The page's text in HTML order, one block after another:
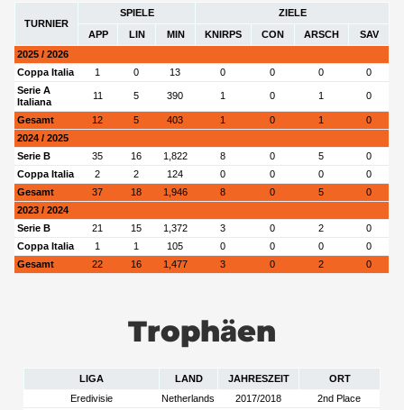
TURNIER
SPIELE
ZIELE
APP
LIN MIN KNIRPS CON ARSCH
SAV
2025 / 2026
Coppa Italia
1 0 13 0 0 0
0
Serie A
Italiana
11 5 390 1 0 1 0
Gesamt 12 5 403 1 0 1
0
2024 / 2025
Serie B
35 16 1,822 8 0 5
0
Coppa Italia
2 2 124 0 0 0
0
Gesamt
37 18 1,946 8 0 5
0
2023 / 2024
Serie B
21 15 1,372 3 0 2
0
Coppa Italia
1 1 105 0 0 0
0
Gesamt
22 16 1,477 3 0 2 0
Trophäen
LIGA LAND JAHRESZEIT
ORT
Eredivisie
Netherlands 2017/2018
2nd Place